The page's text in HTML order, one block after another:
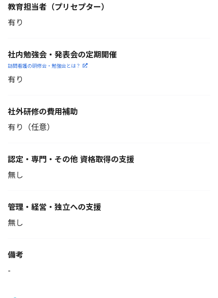
教育担当者 （プリセプター）
有り
社内勉強会・発表会の定期開催
訪問看護の研修会・勉強会とは？
有り
社外研修の費用補助
有り（任意）
認定・専門・その他 資格取得の支援
無し
管理・経営・独立への支援
無し
備考
-